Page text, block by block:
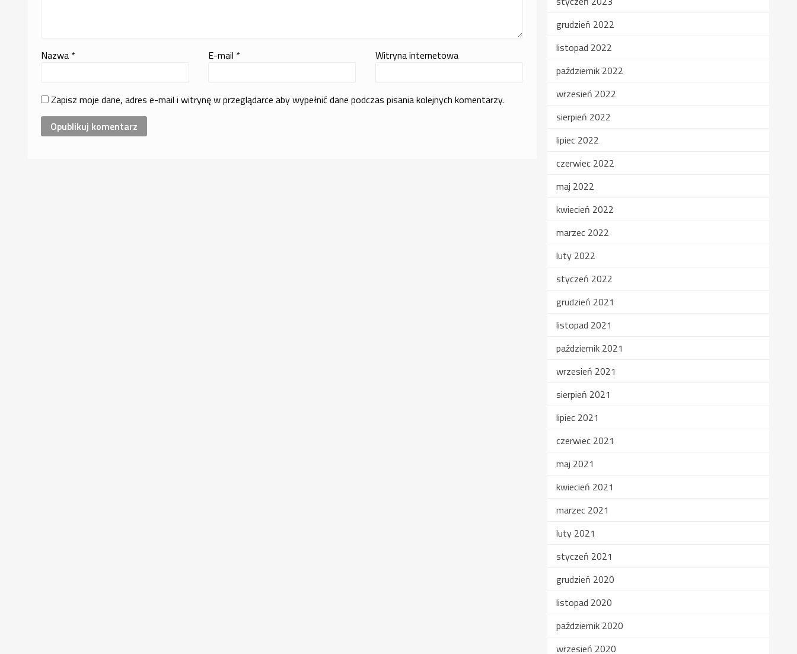
Nazwa * E-mail * Witryna internetowa
Zapisz moje dane, adres e-mail i witrynę w przeglądarce aby wypełnić dane podczas pisania kolejnych komentarzy.
grudzień 2022
listopad 2022
październik 2022
wrzesień 2022
sierpień 2022
lipiec 2022
czerwiec 2022
maj 2022
kwiecień 2022
marzec 2022
luty 2022
styczeń 2022
grudzień 2021
listopad 2021
październik 2021
wrzesień 2021
sierpień 2021
lipiec 2021
czerwiec 2021
maj 2021
kwiecień 2021
marzec 2021
luty 2021
styczeń 2021
grudzień 2020
listopad 2020
październik 2020
wrzesień 2020